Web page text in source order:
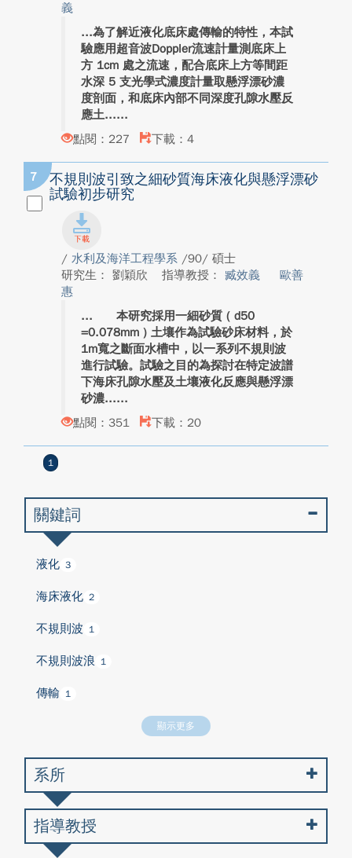
義
為了解近液化底床處傳輸的特性，本試
驗應用超音波Doppler流速計量測底床上
方 1cm 處之流速，配合底床上方等間距
水深 5 支光學式濃度計量取懸浮漂砂濃
度剖面，和底床內部不同深度孔隙水壓反
應土...
點閱：227
下載：4
7
不規則波引致之細砂質海床液化與懸浮漂砂
試驗初步研究
/ 水利及海洋工程學系 /90/ 碩士
研究生： 劉穎欣
指導教授： 臧效義
歐善
惠
本研究採用一細砂質 ( d50
=0.078mm ) 土壤作為試驗砂床材料，於
1m寬之斷面水槽中，以一系列不規則波
進行試驗。試驗之目的為探討在特定波譜
下海床孔隙水壓及土壤液化反應與懸浮漂
砂濃...
點閱：351
下載：20
1
關鍵詞
液化 3
海床液化 2
不規則波 1
不規則波浪 1
傳輸 1
顯示更多
系所
指導教授